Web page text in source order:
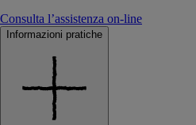
Consulta l’assistenza on-line
Informazioni pratiche